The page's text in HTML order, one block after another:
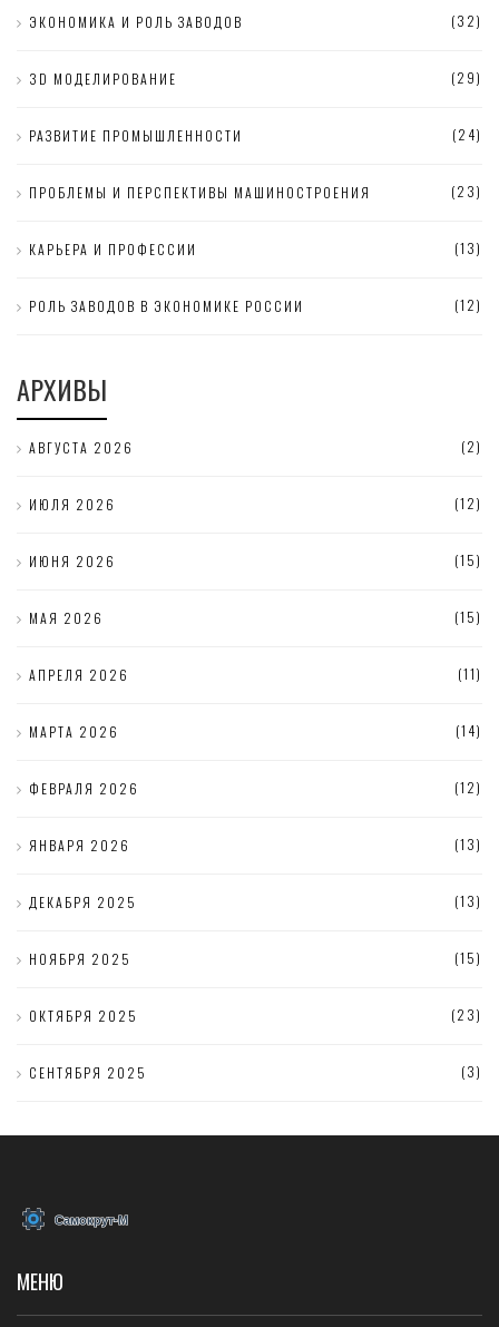
ЭКОНОМИКА И РОЛЬ ЗАВОДОВ (32)
3D МОДЕЛИРОВАНИЕ (29)
РАЗВИТИЕ ПРОМЫШЛЕННОСТИ (24)
ПРОБЛЕМЫ И ПЕРСПЕКТИВЫ МАШИНОСТРОЕНИЯ (23)
КАРЬЕРА И ПРОФЕССИИ (13)
РОЛЬ ЗАВОДОВ В ЭКОНОМИКЕ РОССИИ (12)
АРХИВЫ
АВГУСТА 2026 (2)
ИЮЛЯ 2026 (12)
ИЮНЯ 2026 (15)
МАЯ 2026 (15)
АПРЕЛЯ 2026 (11)
МАРТА 2026 (14)
ФЕВРАЛЯ 2026 (12)
ЯНВАРЯ 2026 (13)
ДЕКАБРЯ 2025 (13)
НОЯБРЯ 2025 (15)
ОКТЯБРЯ 2025 (23)
СЕНТЯБРЯ 2025 (3)
МЕНЮ